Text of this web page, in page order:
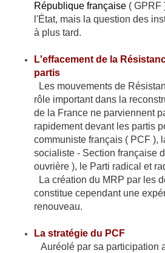
République française ( GPRF
l'État, mais la question des
à plus tard.
L'effacement de la
partis
Les mouvements de
rôle important dans la
de la France ne parviennent
rapidement devant les partis
communiste français ( PCF ),
socialiste - Section française
ouvrière ), le Parti radical et
La création du MRP par les
constitue cependant une
renouveau.
La stratégie du PCF
Auréolé par sa participation